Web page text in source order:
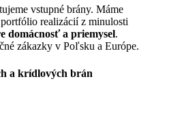
vstupné brány. Máme
realizácií z minulosti
domácnosť a priemysel.
zákazky v Poľsku a Európe.
a krídlových brán